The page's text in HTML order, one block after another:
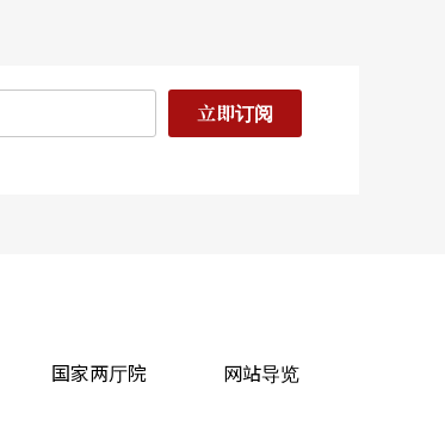
立即订阅
国家两厅院 网站导览